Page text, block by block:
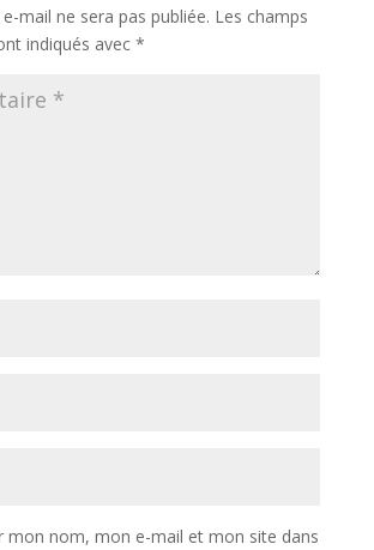
mail ne sera pas publiée. Les champs
indiqués avec *
mon nom, mon e-mail et mon site dans